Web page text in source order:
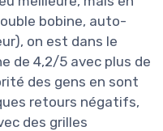
bobine, auto-
on est dans le
de 4,2/5 avec plus de
des gens en sont
retours négatifs,
des grilles